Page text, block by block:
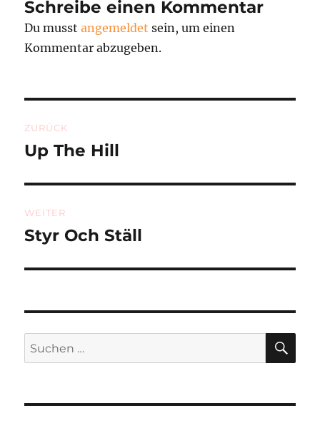
Schreibe einen Kommentar
Du musstangemeldet sein, um einen
Kommentar abzugeben.
ZURÜCK
Vorheriger
Up The Hill
WEITER
Nächster
Styr Och Ställ
Suchen
nach: